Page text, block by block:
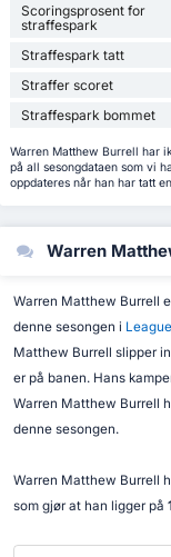
Scoringsprosent for
straffespark
Straffespark tatt
Straffer scoret
Straffespark bommet
Warren Matthew Burrell har
på all sesongdataen som vi
oppdateres når han har tatt
Warren
Warren Matthew Burrell
denne sesongen i
Matthew Burrell slipper
er på banen. Hans
Warren Matthew Burrell
denne sesongen.
Warren Matthew Burrell
som gjør at han ligger på